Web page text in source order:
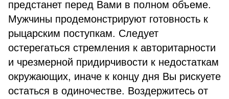
предстанет перед Вами в полном объеме.
Мужчины продемонстрируют готовность к
рыцарским поступкам. Следует
остерегаться стремления к авторитарности
и чрезмерной придирчивости к недостаткам
окружающих, иначе к концу дня Вы рискуете
остаться в одиночестве. Воздержитесь от